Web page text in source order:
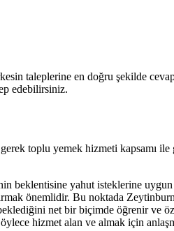
taleplerine en doğru şekilde
edebilirsiniz.
toplu yemek hizmeti kapsamı
beklentisine yahut isteklerine
önemlidir. Bu noktada
net bir biçimde öğrenir ve
hizmet alan ve almak için